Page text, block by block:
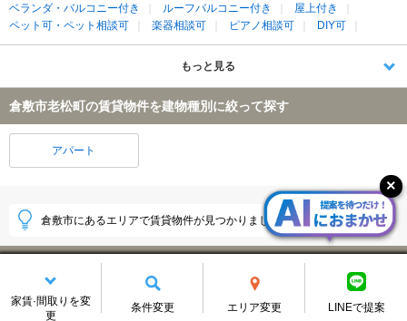
家賃·間取りを変
更
条件変更 エリア変更 LINEで提案
ベランダ・バルコニー付き
ルーフバルコニー付き
屋上付き
ペット可・ペット相談可
楽器相談可 ピアノ相談可 DIY可
もっと見る
倉敷市老松町の賃貸物件を建物種別に絞って探す
アパート
倉敷市にあるエリアで賃貸物件が見つかりました！
中庄 (376件) (370件)